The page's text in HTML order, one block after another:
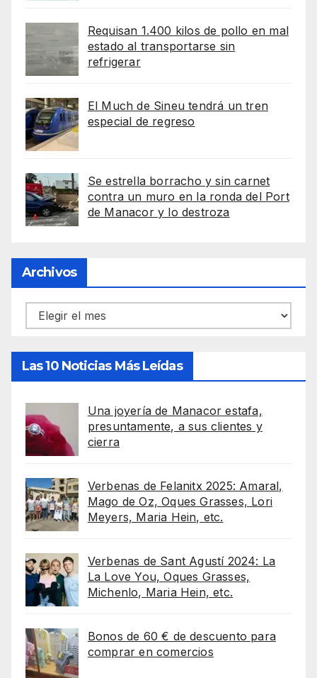
Requisan 1.400 kilos de pollo en mal
estado al transportarse sin
refrigerar
El Much de Sineu tendrá un tren
especial de regreso
Se estrella borracho y sin carnet
contra un muro en la ronda del Port
de Manacor y lo destroza
Archivos
Archivos
Las 10 Noticias Más Leídas
Una joyería de Manacor estafa,
presuntamente, a sus clientes y
cierra
Verbenas de Felanitx 2025: Amaral,
Mago de Oz, Oques Grasses, Lori
Meyers, Maria Hein, etc.
Verbenas de Sant Agustí 2024: La
La Love You, Oques Grasses,
Michenlo, Maria Hein, etc.
Bonos de 60 € de descuento para
comprar en comercios